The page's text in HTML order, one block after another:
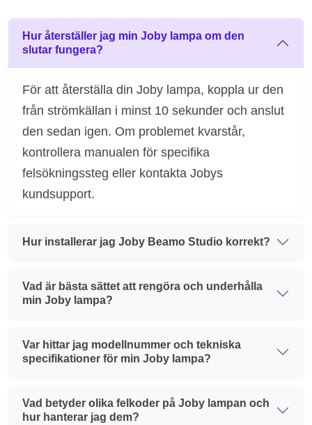
Hur återställer jag min Joby lampa om den
slutar fungera?
För att återställa din Joby lampa, koppla ur den
från strömkällan i minst 10 sekunder och anslut
den sedan igen. Om problemet kvarstår,
kontrollera manualen för specifika
felsökningssteg eller kontakta Jobys
kundsupport.
Hur installerar jag Joby Beamo Studio korrekt?
Vad är bästa sättet att rengöra och underhålla
min Joby lampa?
Var hittar jag modellnummer och tekniska
specifikationer för min Joby lampa?
Vad betyder olika felkoder på Joby lampan och
hur hanterar jag dem?